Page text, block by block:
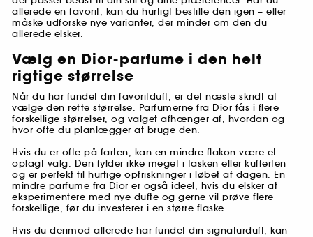
allerede en favorit, kan du hurtigt bestille den igen – eller
måske udforske nye varianter, der minder om den du
allerede elsker.
Vælg en Dior-parfume i den helt
rigtige størrelse
Når du har fundet din favoritduft, er det næste skridt at
vælge den rette størrelse. Parfumerne fra Dior fås i flere
forskellige størrelser, og valget afhænger af, hvordan og
hvor ofte du planlægger at bruge den.
Hvis du er ofte på farten, kan en mindre flakon være et
oplagt valg. Den fylder ikke meget i tasken eller kufferten
og er perfekt til hurtige opfriskninger i løbet af dagen. En
mindre parfume fra Dior er også ideel, hvis du elsker at
eksperimentere med nye dufte og gerne vil prøve flere
forskellige, før du investerer i en større flaske.
Hvis du derimod allerede har fundet din signaturduft, kan